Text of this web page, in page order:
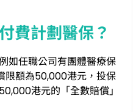
費計劃醫保？
如任職公司有團體醫療保
限額為50,000港元，投保
港元的「全數賠償」